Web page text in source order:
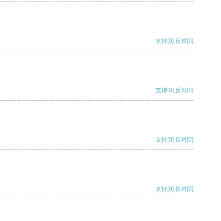
支持[0] 反对[0]
支持[0] 反对[0]
支持[0] 反对[0]
支持[0] 反对[0]